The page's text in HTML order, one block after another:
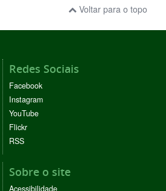
Voltar para o topo
Redes Sociais
Facebook
Instagram
YouTube
Flickr
RSS
Sobre o site